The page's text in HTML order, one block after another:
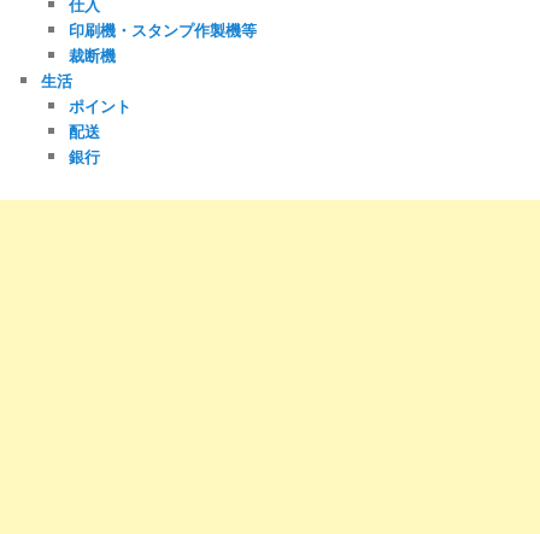
印刷機・スタンプ作製機等
裁断機
生活
ポイント
配送
銀行